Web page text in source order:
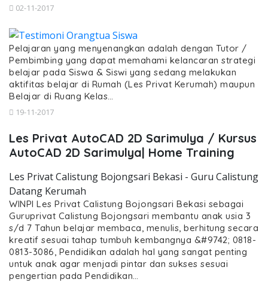
02-11-2017
Pelajaran yang menyenangkan adalah dengan Tutor /
Pembimbing yang dapat memahami kelancaran strategi
belajar pada Siswa & Siswi yang sedang melakukan
aktifitas belajar di Rumah (Les Privat Kerumah) maupun
Belajar di Ruang Kelas…
19-11-2017
Les Privat AutoCAD 2D Sarimulya / Kursus
AutoCAD 2D Sarimulya| Home Training
Les Privat Calistung Bojongsari Bekasi - Guru Calistung
Datang Kerumah
WINPI Les Privat Calistung Bojongsari Bekasi sebagai
Guruprivat Calistung Bojongsari membantu anak usia 3
s/d 7 Tahun belajar membaca, menulis, berhitung secara
kreatif sesuai tahap tumbuh kembangnya &#9742; 0818-
0813-3086, Pendidikan adalah hal yang sangat penting
untuk anak agar menjadi pintar dan sukses sesuai
pengertian pada Pendidikan…